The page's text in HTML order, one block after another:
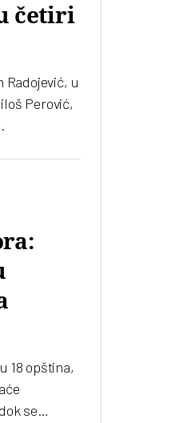
četiri
Radojević, u
Perović,
18 opština,
se